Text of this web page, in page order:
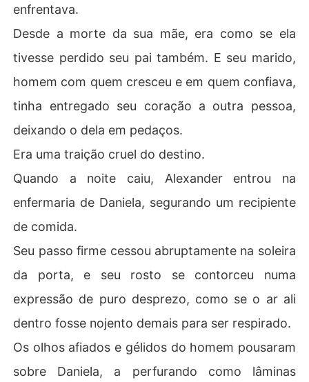
enfrentava.
Desde a morte da sua mãe, era como se ela
tivesse perdido seu pai também. E seu marido,
homem com quem cresceu e em quem confiava,
tinha entregado seu coração a outra pessoa,
deixando o dela em pedaços.
Era uma traição cruel do destino.
Quando a noite caiu, Alexander entrou na
enfermaria de Daniela, segurando um recipiente
de comida.
Seu passo firme cessou abruptamente na soleira
da porta, e seu rosto se contorceu numa
expressão de puro desprezo, como se o ar ali
dentro fosse nojento demais para ser respirado.
Os olhos afiados e gélidos do homem pousaram
sobre Daniela, a perfurando como lâminas